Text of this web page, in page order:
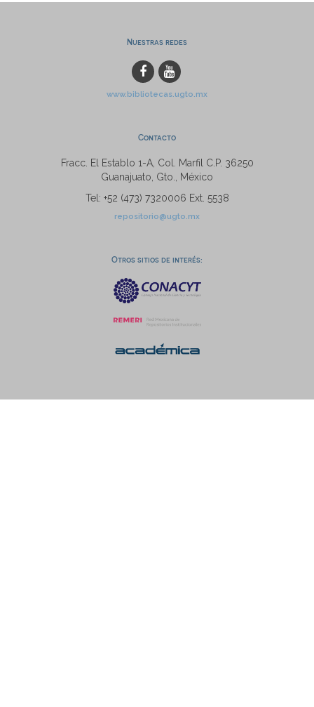
Nuestras redes
www.bibliotecas.ugto.mx
Contacto
Fracc. El Establo 1-A, Col. Marfil C.P. 36250
Guanajuato, Gto., México
Tel: +52 (473) 7320006 Ext. 5538
repositorio@ugto.mx
Otros sitios de interés: